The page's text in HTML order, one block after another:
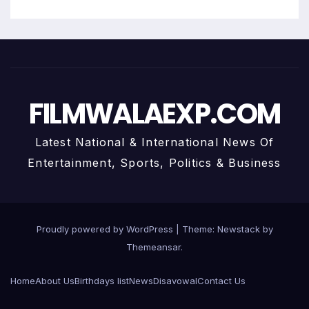
FILMWALAEXP.COM
Latest National & International News Of
Entertainment, Sports, Politics & Business
Proudly powered by WordPress Theme: Newstackby
Themeansar.
HomeAbout UsBirthdays listNewsDisavowalContact Us